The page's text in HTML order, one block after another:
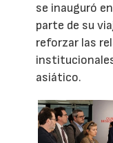
se inauguró
parte de su
reforzar las
asiático.